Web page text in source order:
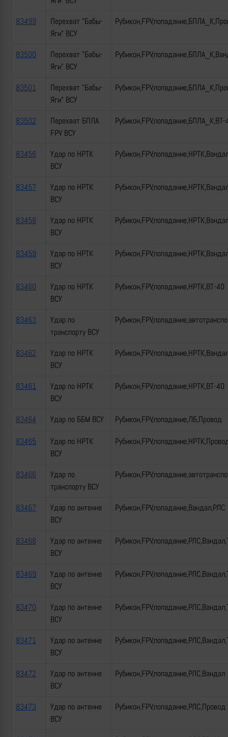
83499
Перехват "Бабы-
Яги" ВСУ
83500
Перехват "Бабы-
Яги" ВСУ
83501
Перехват "Бабы-
Яги" ВСУ
83502
Перехват БПЛА
FPV ВСУ
83456
Удар по НРТК
ВСУ
83457
Удар по НРТК
ВСУ
83458
Удар по НРТК
ВСУ
83459
Удар по НРТК
ВСУ
83460
Удар по НРТК
ВСУ
Рубикон,FPV,попадание,НРТК,ВТ-40
83463
Удар по
транспорту ВСУ
83462
Удар по НРТК
ВСУ
83461
Удар по НРТК
ВСУ
Рубикон,FPV,попадание,НРТК,ВТ-40
83464 Удар по ББМ ВСУ Рубикон,FPV,попадание,ЛБ,Провод
83465
Удар по НРТК
ВСУ
83466
Удар по
транспорту ВСУ
83467
Удар по антенне
ВСУ
Рубикон,FPV,попадание,Вандал,РЛС
83468
Удар по антенне
ВСУ
83469
Удар по антенне
ВСУ
83470
Удар по антенне
ВСУ
83471
Удар по антенне
ВСУ
83472
Удар по антенне
ВСУ
Рубикон,FPV,попадание,РЛС,Вандал
83473
Удар по антенне
ВСУ
Рубикон,FPV,попадание,РЛС,Провод